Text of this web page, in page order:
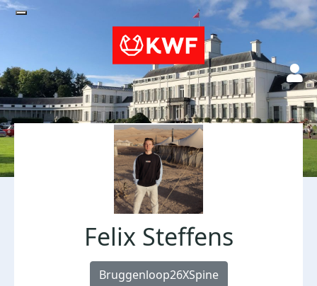
Felix Steffens
Bruggenloop26XSpine